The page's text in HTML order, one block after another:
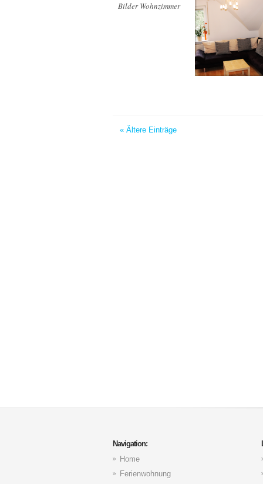
Bilder Wohnzimmer
« Ältere Einträge
Navigation:
Home
Ferienwohnung